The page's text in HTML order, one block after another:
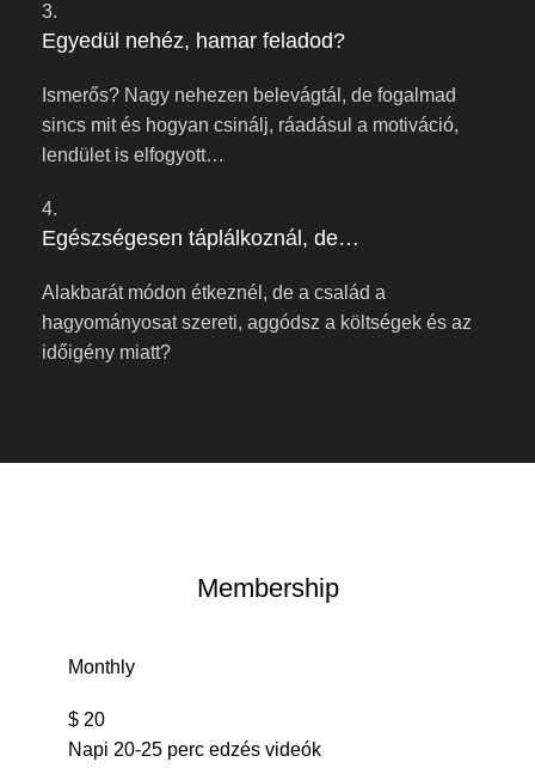
3.
Egyedül nehéz, hamar feladod?
Ismerős? Nagy nehezen belevágtál, de fogalmad
sincs mit és hogyan csinálj, ráadásul a motiváció,
lendület is elfogyott…
4.
Egészségesen táplálkoznál, de…
Alakbarát módon étkeznél, de a család a
hagyományosat szereti, aggódsz a költségek és az
időigény miatt?
Membership
Monthly
$ 20
Napi 20-25 perc edzés videók